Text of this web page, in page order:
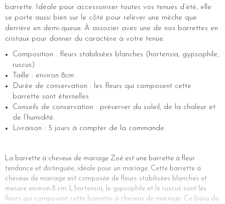
barrette. Idéale pour accessoiriser toutes vos tenues d’été, elle
se porte aussi bien sur le côté pour relever une mèche que
derrière en demi-queue. À associer avec une de nos barrettes en
cristaux pour donner du caractère à votre tenue.
Composition : fleurs stabilisées blanches (hortensia, gypsophile,
ruscus)
Taille : environ 8cm
Durée de conservation : les fleurs qui composent cette
barrette sont éternelles
Conseils de conservation : préserver du soleil, de la chaleur et
de l’humidité.
Livraison : 5 jours à compter de la commande.
La barrette à cheveux de mariage Zoé est une barrette à fleur
tendance et distinguée, idéale pour un mariage. Cette barrette à
cheveux de mariage est composée de fleurs stabilisées blanches et
mesure environ 8 cm. L’hortensia, le gypsophile et le ruscus sont les
fleurs qui composent cette barrette à cheveux de mariage. Ce bijou de